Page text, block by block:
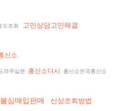
도조회
고민상담고민해결
신소
와주실분 흥신소디시 흥신소전국흥신소
심매입판매 신상조회방법